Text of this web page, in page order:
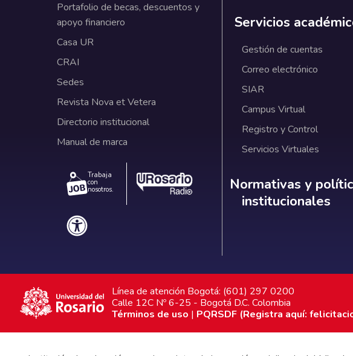
Portafolio de becas, descuentos y
apoyo financiero
Casa UR
CRAI
Sedes
Revista Nova et Vetera
Directorio institucional
Manual de marca
Trabaja
con
nosotros.
Servicios
Gestión de cuentas
Correo electrónico
SIAR
Campus Virtual
Registro y Control
Servicios Virtuales
Normativas y
Normativas y
institucionales
Línea de atención Bogotá: (601) 297 0200
Calle 12C Nº 6-25 - Bogotá D.C. Colombia
Términos de uso | PQRSDF (Registra aquí: